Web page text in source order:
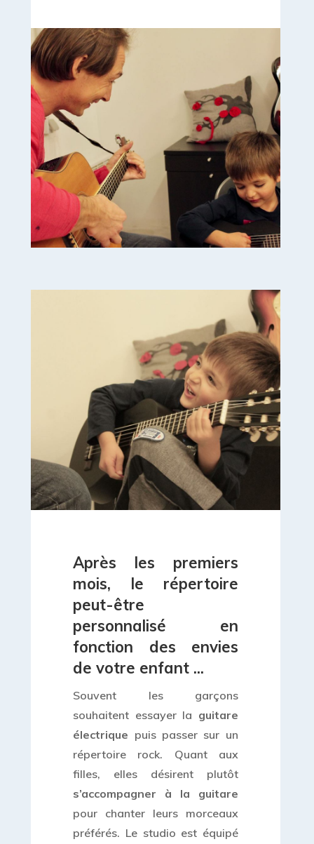
Après les premiers
mois, le répertoire
peut-être
personnalisé en
fonction des envies
de votre enfant ...
Souvent les garçons
souhaitent essayer la guitare
électrique puis passer sur un
répertoire rock. Quant aux
filles, elles désirent plutôt
s’accompagner à la guitare
pour chanter leurs morceaux
préférés. Le studio est équipé